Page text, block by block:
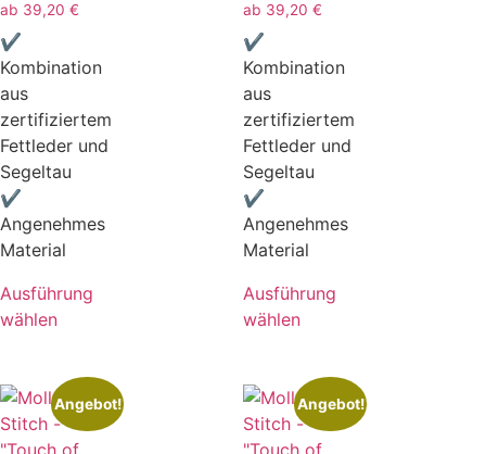
ab 39,20 €
✔
Kombination
aus
zertifiziertem
Fettleder und
Segeltau
✔
Angenehmes
Material
Ausführung
wählen
ab 39,20 €
✔
Kombination
aus
zertifiziertem
Fettleder und
Segeltau
✔
Angenehmes
Material
Ausführung
wählen
Angebot! Angebot!